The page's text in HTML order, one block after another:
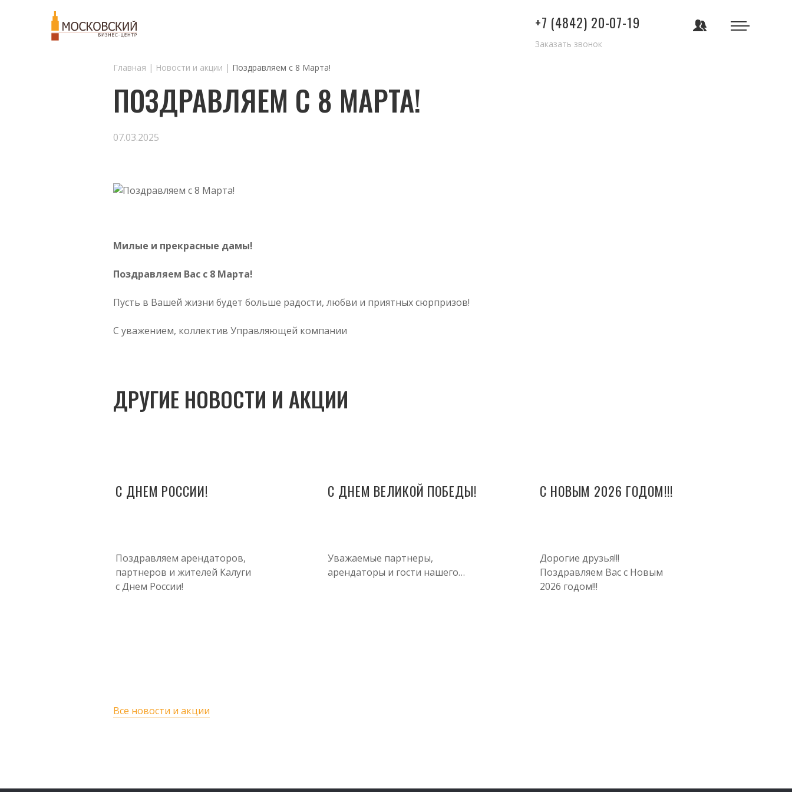
+7 (4842) 20-07-19
Заказать звонок
Главная Новости и акции Поздравляем с 8 Марта!
ПОЗДРАВЛЯЕМ С 8 МАРТА!
07.03.2025
Милые и прекрасные дамы!
Поздравляем Вас с 8 Марта!
Пусть в Вашей жизни будет больше радости, любви и приятных сюрпризов!
С уважением, коллектив Управляющей компании
ДРУГИЕ НОВОСТИ И АКЦИИ
С ДНЕМ РОССИИ!
Поздравляем арендаторов,
партнеров и жителей Калуги
с Днем России!
С ДНЕМ ВЕЛИКОЙ ПОБЕДЫ!
Уважаемые партнеры,
арендаторы и гости нашего…
С НОВЫМ 2026 ГОДОМ!!!
Дорогие друзья!!!
Поздравляем Вас с Новым
2026 годом!!!
Все новости и акции